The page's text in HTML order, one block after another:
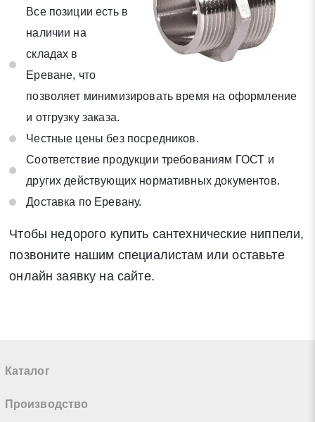
Все позиции есть в
наличии на
складах в
Ереване, что
позволяет минимизировать время на оформление
и отгрузку заказа.
Честные цены без посредников.
Соответствие продукции требованиям ГОСТ и
других действующих нормативных документов.
Доставка по Еревану.
Чтобы недорого купить сантехнические ниппели,
позвоните нашим специалистам или оставьте
онлайн заявку на сайте.
Каталог
Производство